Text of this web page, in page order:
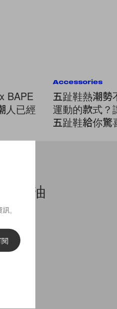
BAPE
人已經
Accessories
五趾鞋熱潮勢
運動的款式？
五趾鞋給你驚
又不油
。